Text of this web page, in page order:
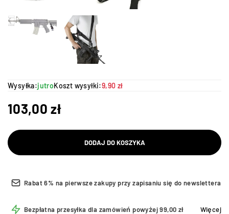
Wysyłka:jutroKoszt wysyłki:9,90 zł
103,00zł
DODAJ DO KOSZYKA
Rabat 6% na pierwsze zakupy przy zapisaniu się do newslettera
Bezpłatna przesyłka dla zamówień powyżej 99,00 zł Więcej